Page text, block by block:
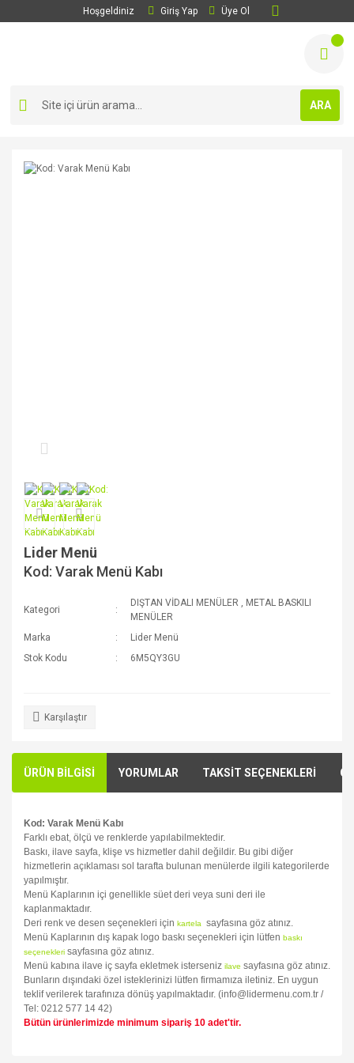
Hoşgeldiniz Giriş Yap Üye Ol
ARA
Lider Menü
Kod: Varak Menü Kabı
Kategori
DIŞTAN VİDALI MENÜLER , METAL BASKILI
MENÜLER
Marka
Lider Menü
Stok Kodu
6M5QY3GU
Karşılaştır
ÜRÜN BİLGİSİ YORUMLAR TAKSİT SEÇENEKLERİ
Kod: Varak Menü Kabı
Farklı ebat, ölçü ve renklerde yapılabilmektedir.
Baskı, ilave sayfa, klişe vs hizmetler dahil değildir. Bu gibi diğer
hizmetlerin açıklaması sol tarafta bulunan menülerde ilgili kategorilerde
yapılmıştır.
Menü Kaplarının içi genellikle süet deri veya suni deri ile
kaplanmaktadır.
Deri renk ve desen seçenekleri için kartela
sayfasına göz atınız.
Menü Kaplarının dış kapak logo baskı seçenekleri için lütfen baskı
seçenekleri sayfasına göz atınız.
Menü kabına ilave iç sayfa ekletmek isterseniz ilave sayfasına göz atınız.
Bunların dışındaki özel isteklerinizi lütfen firmamıza iletiniz. En uygun
teklif verilerek tarafınıza dönüş yapılmaktadır. (info@lidermenu.com.tr /
Tel: 0212 577 14 42)
Bütün ürünlerimizde minimum sipariş 10 adet'tir.